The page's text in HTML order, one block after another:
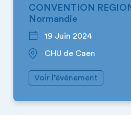
CONVENTION
Normandie
19 Juin 2024
CHU de Caen
Voir l’événement